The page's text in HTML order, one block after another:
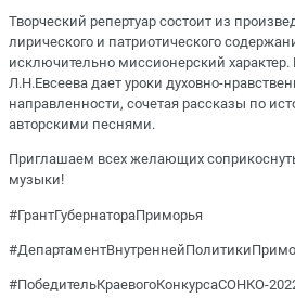
Творческий репертуар состоит из
лирического и патриотического
исключительно миссионерский характер.
Л.Н.Евсеева дает уроки духовно-
направленности, сочетая рассказы по
авторскими песнями.
Приглашаем всех желающих
музыки!
#ГрантГубернатораПриморья
#ПобедительКраевогоКонкурсаСОНКО-